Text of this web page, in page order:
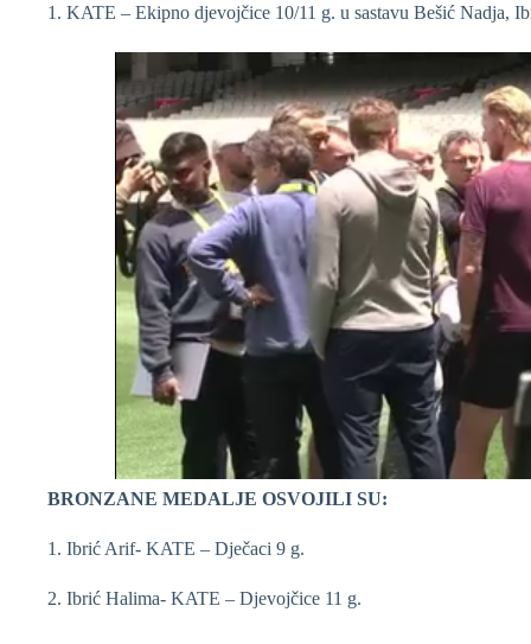
1. KATE – Ekipno djevojčice 10/11 g. u sastavu Bešić Nadja,
BRONZANE MEDALJE OSVOJILI SU:
1. Ibrić Arif- KATE – Dječaci 9 g.
2. Ibrić Halima- KATE – Djevojčice 11 g.